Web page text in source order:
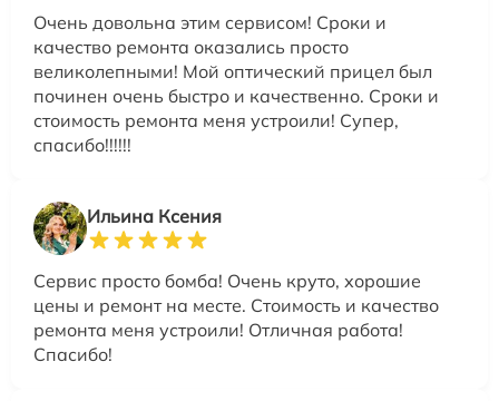
Очень довольна этим сервисом! Сроки и
качество ремонта оказались просто
великолепными! Мой оптический прицел был
починен очень быстро и качественно. Сроки и
стоимость ремонта меня устроили! Супер,
спасибо!!!!!!
Ильина Ксения
Сервис просто бомба! Очень круто, хорошие
цены и ремонт на месте. Стоимость и качество
ремонта меня устроили! Отличная работа!
Спасибо!